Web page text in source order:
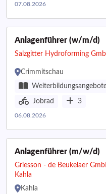
07.08.2026
Anlagenführer (w/m/d)
Salzgitter Hydroforming
Crimmitschau
Jobrad 3
06.08.2026
Anlagenführer (m/w/d)
Griesson - de Beukelaer
Kahla
Kahla